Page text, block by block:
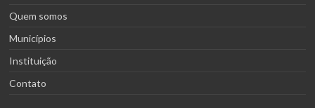
Quem somos
Municípios
Instituição
Contato